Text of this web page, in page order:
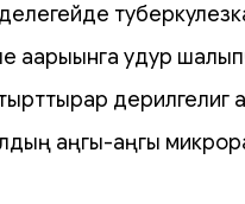
аарыынга удур
аңгы-аңгы